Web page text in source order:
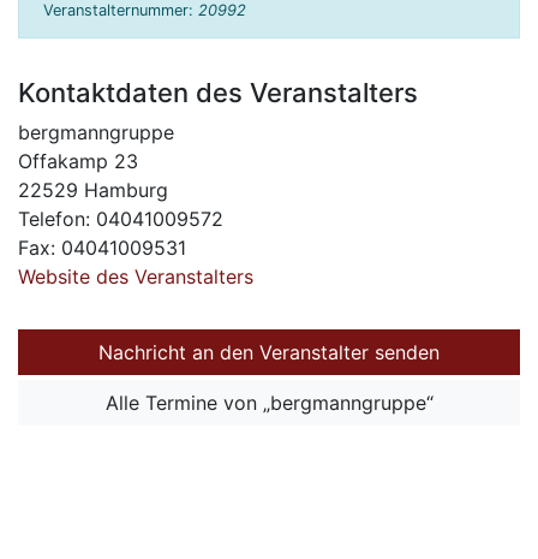
Veranstalternummer: 20992
Kontaktdaten des Veranstalters
bergmanngruppe
Offakamp 23
22529 Hamburg
Telefon: 04041009572
Fax: 04041009531
Website des Veranstalters
Nachricht an den Veranstalter senden
Alle Termine von „bergmanngruppe“